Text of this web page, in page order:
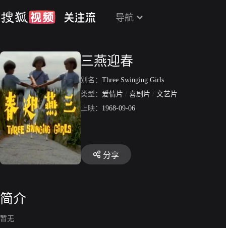
导航
三燕迎春
别名： Three Swinging Girls
类型： 爱情片 / 喜剧片 / 文艺片
上映： 1968-09-06
分享
简介
暂无